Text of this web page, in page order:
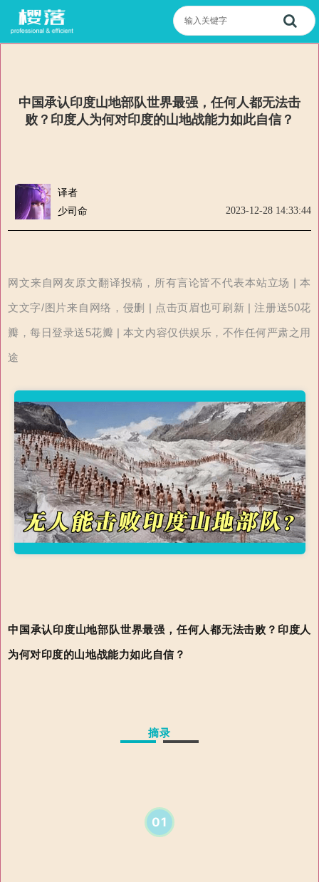
中国承认印度山地部队世界最强，任何人都无法击
败？印度人为何对印度的山地战能力如此自信？
译者
少司命
2023-12-28 14:33:44
网文来自网友原文翻译投稿，所有言论皆不代表本站立场 | 本
文文字/图片来自网络，侵删 | 点击页眉也可刷新 | 注册送50花
瓣，每日登录送5花瓣 | 本文内容仅供娱乐，不作任何严肃之用
途
中国承认印度山地部队世界最强，任何人都无法击败？印度人
为何对印度的山地战能力如此自信？
摘录
01